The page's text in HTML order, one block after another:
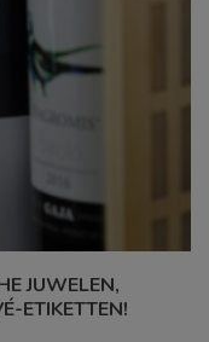
JUWELEN,
ETIKETTEN!